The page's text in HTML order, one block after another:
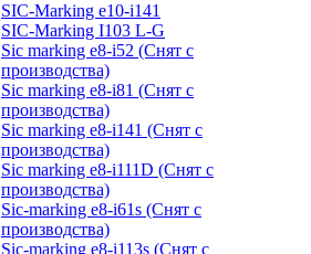
SIC-Marking e10-i141
SIC-Marking I103 L-G
Sic marking e8-i52 (Снят с
производства)
Sic marking e8-i81 (Снят с
производства)
Sic marking e8-i141 (Снят с
производства)
Sic marking e8-i111D (Снят с
производства)
Sic-marking e8-i61s (Снят с
производства)
Sic-marking e8-i113s (Снят с